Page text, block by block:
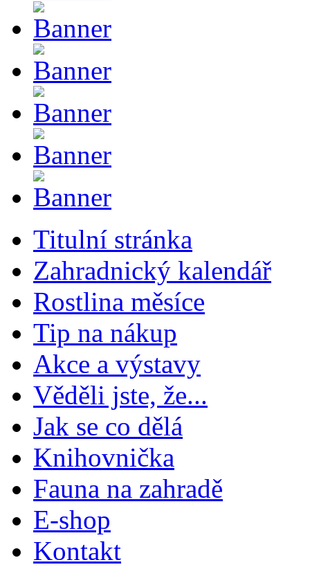
Titulní stránka
Zahradnický kalendář
Rostlina měsíce
Tip na nákup
Akce a výstavy
Věděli jste, že...
Jak se co dělá
Knihovnička
Fauna na zahradě
E-shop
Kontakt